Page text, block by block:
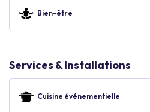
Bien-être
Services & Installations
Cuisine événementielle